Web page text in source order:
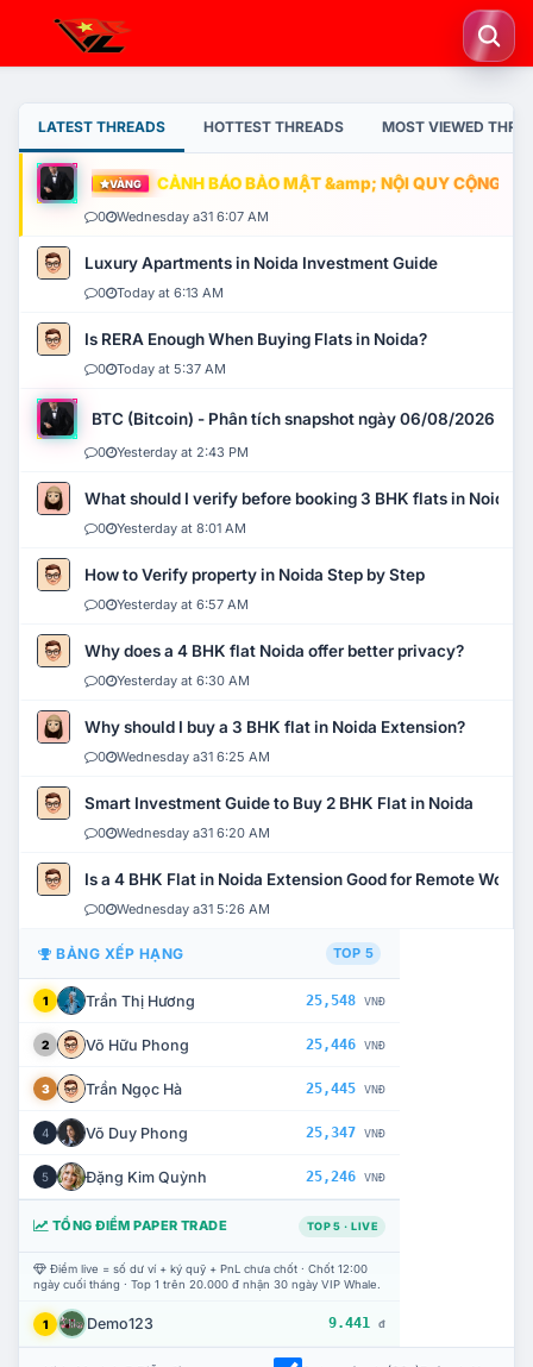
LATEST THREADS HOTTEST THREADS MOST VIEWED
VÀNG CẢNH BÁO BẢO MẬT &amp; NỘI QUY CỘNG
0 Wednesday a31 6:07 AM
Luxury Apartments in Noida Investment Guide
0 Today at 6:13 AM
Is RERA Enough When Buying Flats in Noida?
0 Today at 5:37 AM
BTC (Bitcoin) - Phân tích snapshot ngày 06/08/2026
0 Yesterday at 2:43 PM
What should I verify before booking 3 BHK flats in Noida?
0 Yesterday at 8:01 AM
How to Verify property in Noida Step by Step
0 Yesterday at 6:57 AM
Why does a 4 BHK flat Noida offer better privacy?
0 Yesterday at 6:30 AM
Why should I buy a 3 BHK flat in Noida Extension?
0 Wednesday a31 6:25 AM
Smart Investment Guide to Buy 2 BHK Flat in Noida
0 Wednesday a31 6:20 AM
Is a 4 BHK Flat in Noida Extension Good for Remote Work?
0 Wednesday a31 5:26 AM
BẢNG XẾP HẠNG TOP 5
1 Trần Thị Hương 25,548 VNĐ
2 Võ Hữu Phong 25,446 VNĐ
3 Trần Ngọc Hà 25,445 VNĐ
4 Võ Duy Phong 25,347 VNĐ
5 Đặng Kim Quỳnh 25,246 VNĐ
TỔNG ĐIỂM PAPER TRADE TOP 5 · LIVE
Điểm live = số dư ví + ký quỹ + PnL chưa chốt · Chốt 12:00
ngày cuối tháng · Top 1 trên 20.000 đ nhận 30 ngày VIP Whale.
1 Demo123 9.441 đ